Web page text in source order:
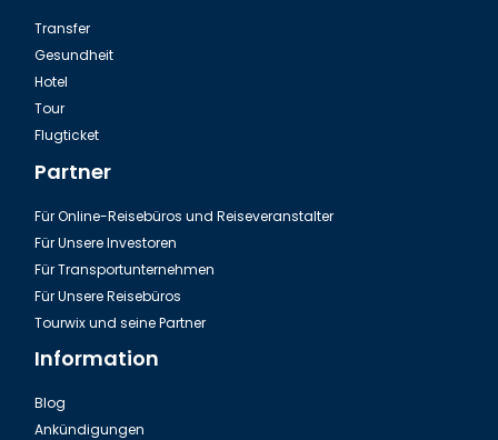
Transfer
Gesundheit
Hotel
Tour
Flugticket
Partner
Für Online-Reisebüros und Reiseveranstalter
Für Unsere Investoren
Für Transportunternehmen
Für Unsere Reisebüros
Tourwix und seine Partner
Information
Blog
Ankündigungen